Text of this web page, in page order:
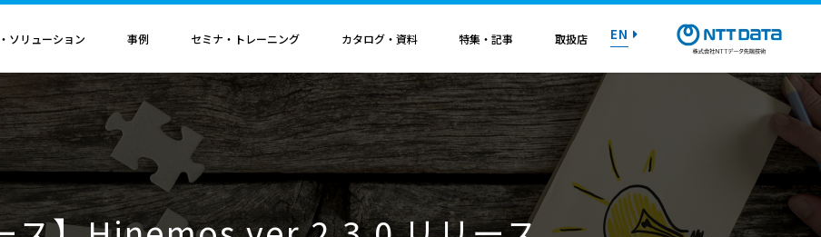
導入構成・動作環境
導入構成
動作環境
サポートサイクル
トライアル on AWS
マニュアル
ティカルオプション
ネットワーク診断オプション
アプリケーション診断オプション
トライアル on AWS
マニュアル
ソリューション
QAサービス
ビス
ス
ソリューション
SAP連携ソリューション
SAP HANA運用管理ソリューション
トライアル on AWS
マニュアル
事例
電気機器
サービス業
官公庁・自治体
トライアル on AWS
マニュアル
セミナ・トレーニング
者認定 カレンダ
Hinemosイベントカレンダ
トライアル on AWS
マニュアル
カタログ・資料 特集・記事
籍
記事
Hinemos記事
IT運用管理コラム
トライアル on AWS
マニュアル
取扱店
トライアル on AWS
マニュアル
EN